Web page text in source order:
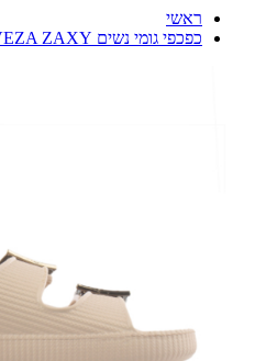
ראשי
כפכפי גומי נשים LEVEZA ZAXY זקסי - קרם